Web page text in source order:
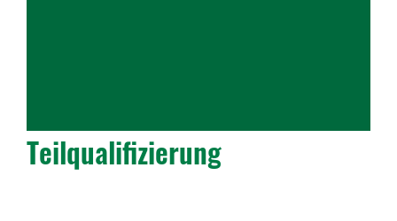
Teil­qua­li­fi­zie­rung